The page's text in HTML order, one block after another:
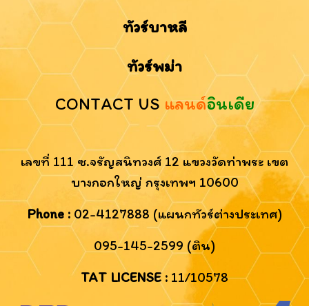
ทัวร์บาหลี
ทัวร์พม่า
CONTACT US แลนด์อินเดีย
เลขที่ 111 ซ.จรัญสนิทวงศ์ 12 แขวงวัดท่าพระ เขต
บางกอกใหญ่ กรุงเทพฯ 10600
Phone : 02-4127888 (แผนกทัวร์ต่างประเทศ)
095-145-2599 (ติน)
TAT LICENSE : 11/10578